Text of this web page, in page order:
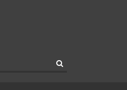
застрахуют на 22